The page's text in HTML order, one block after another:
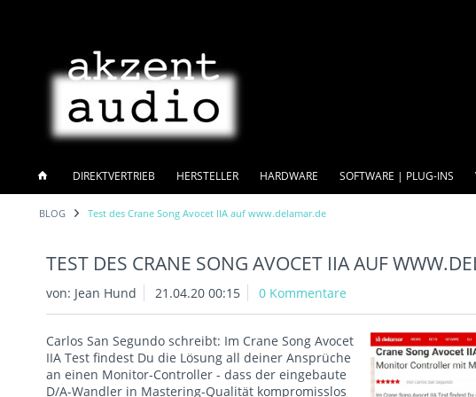
DIREKTVERTRIEB HERSTELLER HARDWARE SOFTWARE | PLUG-INS
BLOG Test des Crane Song Avocet IIA auf www.delamar.de
TEST DES CRANE SONG AVOCET IIA AUF
von: Jean Hund 21.04.20 00:15 0 Kommentare
Carlos San Segundo schreibt: Im Crane Song Avocet
IIA Test findest Du die Lösung all deiner Ansprüche
an einen Monitor-Controller - dass der eingebaute
D/A-Wandler in Mastering-Qualität kompromisslos